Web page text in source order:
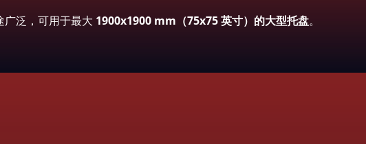
广泛，可用于最大 1900x1900 mm（75x75 英寸）的大型托盘。